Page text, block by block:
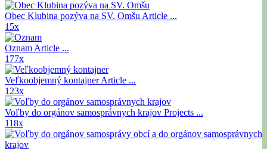
Obec Klubina pozýva na SV. Omšu Article ...
15x
Oznam Article ...
177x
Veľkoobjemný kontajnerArticle ...
123x
Voľby do orgánov samosprávnych krajov Projects ...
118x